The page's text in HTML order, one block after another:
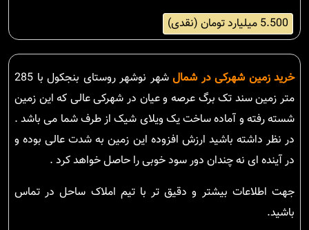
5.500 میلیارد تومان (نقدی)
خرید زمین شهرکی در شمال
شهر نوشهر روستای بنجکول با 285
متر زمین سند تک برگ عرصه و عیان در شهرکی عالی که این زمین
شسته رفته و آماده ساخت یک ویلای شیک از طرف شما می باشد .
در نظر داشته باشید ارزش افزوده این زمین به شدت عالی بوده و
در آینده ای نه چندان دور سود خوبی را حاصل خواهد کرد .
جهت اطلاعات بیشتر و دقیق تر با تیم املاک ساحل در تماس
باشید.